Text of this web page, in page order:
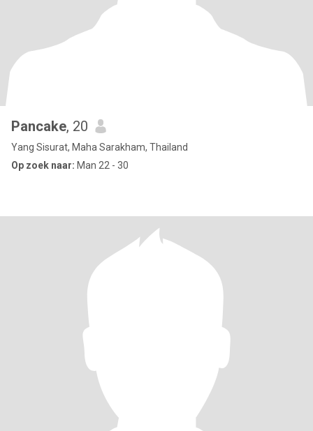
Pancake, 20
Yang Sisurat, Maha Sarakham, Thailand
Op zoek naar: Man 22 - 30